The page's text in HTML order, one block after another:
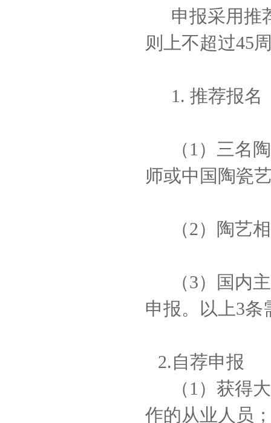
申报采用推
则上不超过45
1. 推荐报名
（1）三名
师或中国陶瓷
（2）陶艺
（3）国内
申报。以上3条
2.自荐申报
（1）获得
作的从业人员